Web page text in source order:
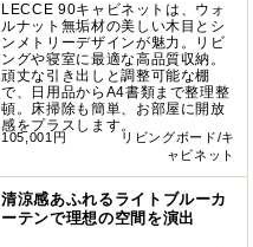
LECCE 90キャビネットは、ウォ
ルナット無垢材の美しい木目とシ
ンメトリーデザインが魅力。リビ
ングや寝室に最適な高品質収納。
頑丈な引き出しと調整可能な棚
で、日用品からA4書類まで整理整
頓。床掃除も簡単、お部屋に開放
感をプラスします。
105,001円
リビングボード/キ
ャビネット
清涼感あふれるライトブルーカ
ーテンで理想の空間を演出